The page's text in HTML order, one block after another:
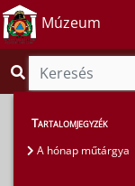
Múzeum
Magunkról
Tartalomjegyzék
A hónap műtárgya